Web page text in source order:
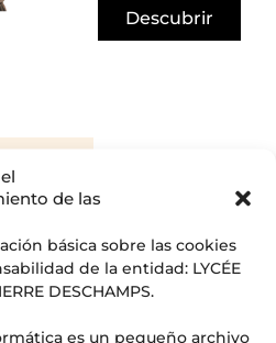
de las
básica sobre las cookies
de la entidad: LYCÉE
DESCHAMPS.
es un pequeño archivo
Descubrir
para